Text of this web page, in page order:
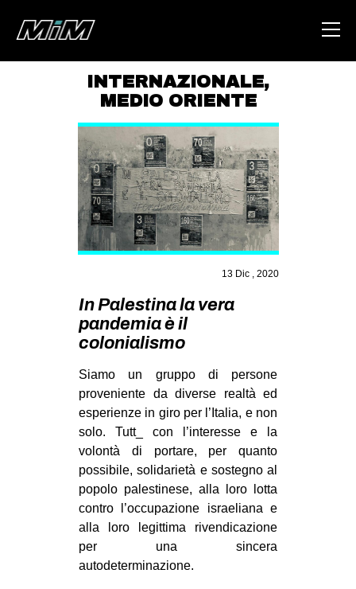
HOME
ABOUT
AREA
DEGENERAZIONE
GAZA FREESTYLE
CSOA LAMBRETTA
STUDENTI TSUNAMI
ZAM
MOBILITAZIONI
SPAZI
SPORT POPOLARE
AMBIENTE
ANTIFASCISMO
DIRITTO ALL’ABITARE
INTERNAZIONALE,
MEDIO ORIENTE
13 Dic , 2020
In Palestina la vera
pandemia è il
colonialismo
Siamo un gruppo di persone
proveniente da diverse realtà ed
esperienze in giro per l’Italia, e non
solo. Tutt_ con l’interesse e la
volontà di portare, per quanto
possibile, solidarietà e sostegno al
popolo palestinese, alla loro lotta
contro l’occupazione israeliana e
alla loro legittima rivendicazione
per una sincera
autodeterminazione.